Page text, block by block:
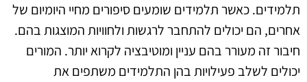
תלמידים. כאשר תלמידים שומעים סיפורים מחיי היומיום של
אחרים, הם יכולים להתחבר לרגשות ולחוויות המוצגות בהם.
חיבור זה מעורר בהם עניין ומוטיבציה לקרוא יותר. המורים
יכולים לשלב פעילויות בהן התלמידים משתפים את